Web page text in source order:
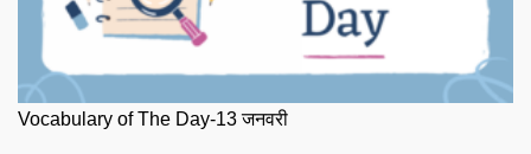
Vocabulary of The Day-13 जनवरी